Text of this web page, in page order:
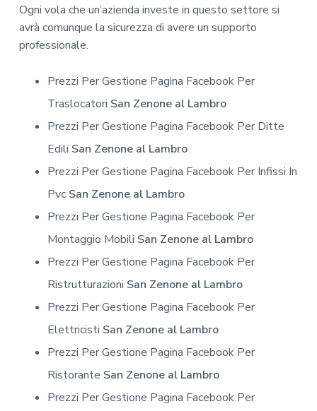
Ogni vola che un’azienda investe in questo settore si
avrà comunque la sicurezza di avere un supporto
professionale.
Prezzi Per Gestione Pagina Facebook Per
Traslocatori San Zenone al Lambro
Prezzi Per Gestione Pagina Facebook Per Ditte
Edili San Zenone al Lambro
Prezzi Per Gestione Pagina Facebook Per Infissi In
Pvc San Zenone al Lambro
Prezzi Per Gestione Pagina Facebook Per
Montaggio Mobili San Zenone al Lambro
Prezzi Per Gestione Pagina Facebook Per
Ristrutturazioni San Zenone al Lambro
Prezzi Per Gestione Pagina Facebook Per
Elettricisti San Zenone al Lambro
Prezzi Per Gestione Pagina Facebook Per
Ristorante San Zenone al Lambro
Prezzi Per Gestione Pagina Facebook Per